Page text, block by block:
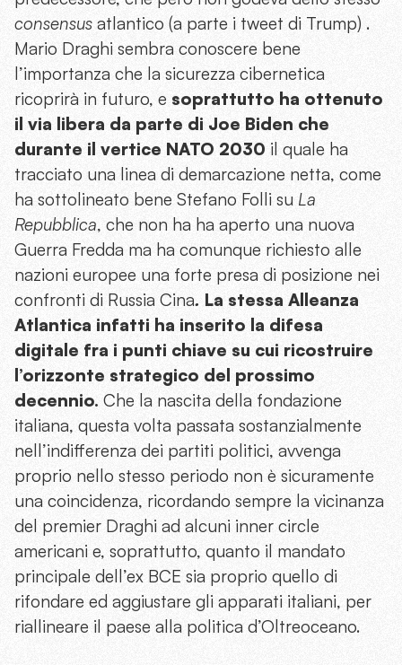
consensus atlantico (a parte i tweet di Trump) .
Mario Draghi sembra conoscere bene
l’importanza che la sicurezza cibernetica
ricoprirà in futuro, e soprattutto ha ottenuto
il via libera da parte di Joe Biden che
durante il vertice NATO 2030 il quale ha
tracciato una linea di demarcazione netta, come
ha sottolineato bene Stefano Folli su La
Repubblica, che non ha ha aperto una nuova
Guerra Fredda ma ha comunque richiesto alle
nazioni europee una forte presa di posizione nei
confronti di Russia Cina. La stessa Alleanza
Atlantica infatti ha inserito la difesa
digitale fra i punti chiave su cui ricostruire
l’orizzonte strategico del prossimo
decennio. Che la nascita della fondazione
italiana, questa volta passata sostanzialmente
nell’indifferenza dei partiti politici, avvenga
proprio nello stesso periodo non è sicuramente
una coincidenza, ricordando sempre la vicinanza
del premier Draghi ad alcuni inner circle
americani e, soprattutto, quanto il mandato
principale dell’ex BCE sia proprio quello di
rifondare ed aggiustare gli apparati italiani, per
riallineare il paese alla politica d’Oltreoceano.